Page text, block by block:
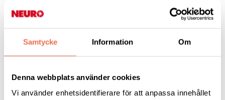
Samtycke Information Om
Denna webbplats använder cookies
Vi använder enhetsidentifierare för att anpassa innehållet
Torsdag den 24e april välkomnar vi till underhållning i form av